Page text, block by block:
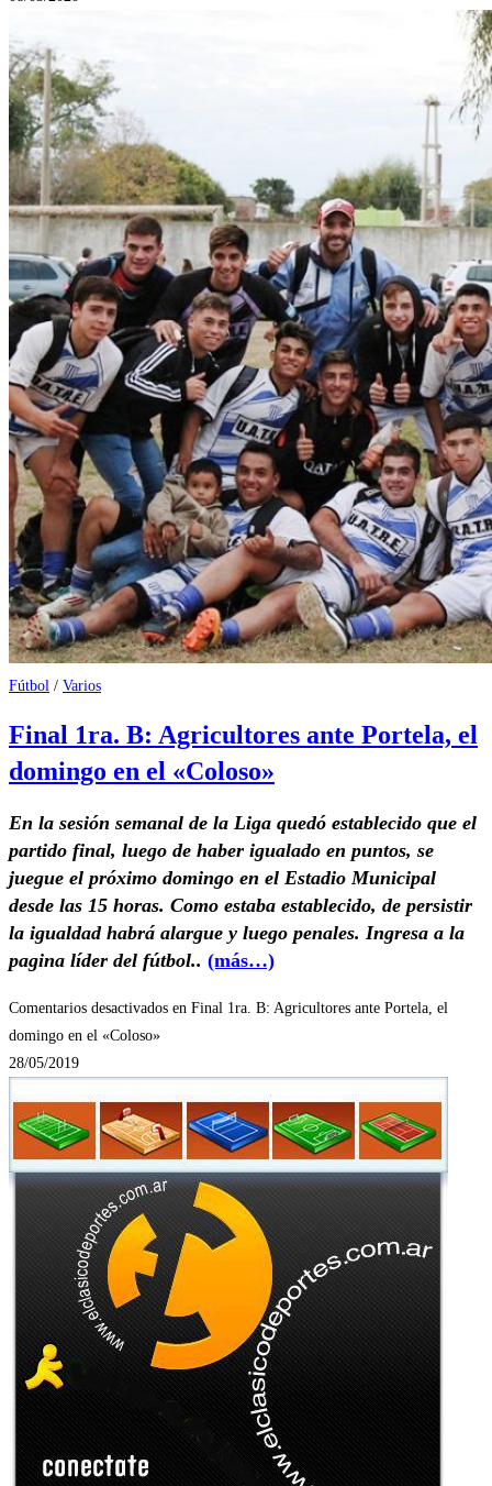
Fútbol / Varios
Final 1ra. B: Agricultores ante Portela, el
domingo en el «Coloso»
En la sesión semanal de la Liga quedó establecido que el
partido final, luego de haber igualado en puntos, se
juegue el próximo domingo en el Estadio Municipal
desde las 15 horas. Como estaba establecido, de persistir
la igualdad habrá alargue y luego penales. Ingresa a la
pagina líder del fútbol.. (más…)
Comentarios desactivados en Final 1ra. B: Agricultores ante Portela, el
domingo en el «Coloso»
28/05/2019